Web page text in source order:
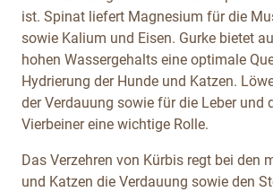
ist. Spinat liefert Magnesium für die
sowie Kalium und Eisen. Gurke bietet
hohen Wassergehalts eine optimale
Hydrierung der Hunde und Katzen.
der Verdauung sowie für die Leber und
Vierbeiner eine wichtige Rolle.
Das Verzehren von Kürbis regt bei den
und Katzen die Verdauung sowie den